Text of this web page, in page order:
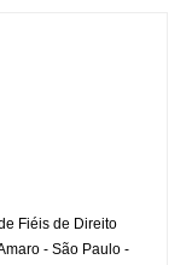
Fiéis de Direito
- São Paulo -